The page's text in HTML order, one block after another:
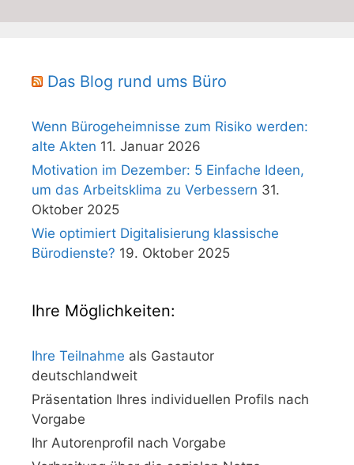
Das Blog rund ums Büro
Wenn Bürogeheimnisse zum Risiko werden:
alte Akten 11. Januar 2026
Motivation im Dezember: 5 Einfache Ideen,
um das Arbeitsklima zu Verbessern 31.
Oktober 2025
Wie optimiert Digitalisierung klassische
Bürodienste? 19. Oktober 2025
Ihre Möglichkeiten:
Ihre Teilnahme als Gastautor
deutschlandweit
Präsentation Ihres individuellen Profils nach
Vorgabe
Ihr Autorenprofil nach Vorgabe